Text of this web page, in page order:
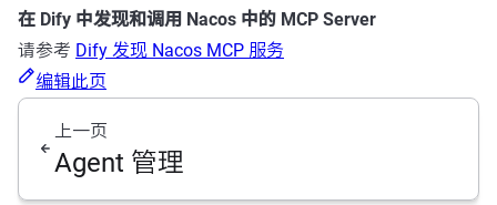
在 Dify 中发现和调用 Nacos 中的 MCP Server
请参考 Dify 发现 Nacos MCP 服务
编辑此页
上一页
Agent 管理